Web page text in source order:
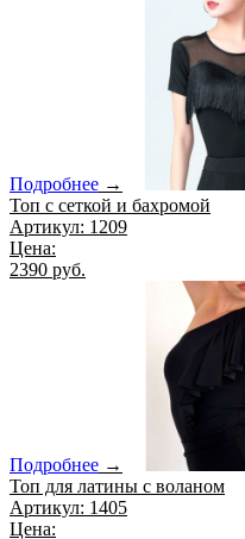
Подробнее →
Топ с сеткой и бахромой
Артикул: 1209
Цена:
2390 руб.
Подробнее →
Топ для латины с воланом
Артикул: 1405
Цена: